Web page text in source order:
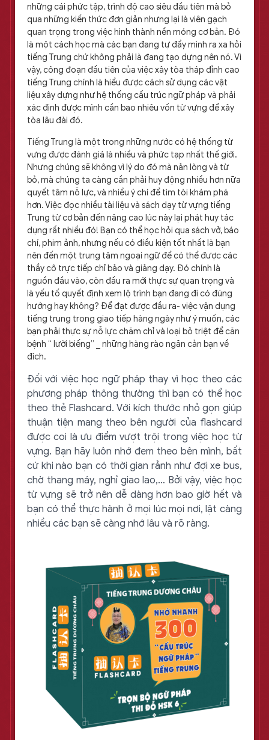
những cái phức tập, trình độ cao siêu đầu tiên mà bỏ
qua những kiến thức đơn giản nhưng lại là viên gạch
quan trọng trong việc hình thành nền móng cơ bản. Đó
là một cách học mà các bạn đang tự đẩy mình ra xa hỏi
tiếng Trung chứ không phải là đang tạo dựng nên nó. Vì
vậy, công đoạn đầu tiên của việc xây tòa tháp đỉnh cao
tiếng Trung chính là hiểu được cách sử dụng các vật
liệu xây dựng như hệ thống cấu trúc ngữ pháp và phải
xác định được mình cần bao nhiêu vốn từ vựng để xây
tòa lâu đài đó.
Tiếng Trung là một trong những nước có hệ thống từ
vựng được đánh giá là nhiều và phức tạp nhất thế giới.
Nhưng chúng sẽ không vì lý do đó mà nản lòng và từ
bỏ, mà chúng ta càng cần phải huy động nhiều hơn nữa
quyết tâm nỗ lực, và nhiều ý chí để tìm tòi khám phá
hơn. Việc đọc nhiều tài liệu và sách dạy từ vựng tiếng
Trung từ cơ bản đến nâng cao lúc này lại phát huy tác
dụng rất nhiều đó! Bạn có thể học hỏi qua sách vở, báo
chí, phim ảnh, nhưng nếu có điều kiện tốt nhất là bạn
nên đến một trung tâm ngoại ngữ để có thể được các
thầy cô trực tiếp chỉ bảo và giảng dạy. Đó chính là
nguồn đầu vào, còn đầu ra mới thực sự quan trọng và
là yếu tố quyết định xem lộ trình bạn đang đi có đúng
hướng hay không? Để đạt được đầu ra- việc vận dụng
tiếng trung trong giao tiếp hàng ngày như ý muốn, các
bạn phải thực sự nỗ lực chăm chỉ và loại bỏ triệt để căn
bệnh “ lười biếng” _ những hàng rào ngăn cản bạn về
đích.
Đối với việc học ngữ pháp thay vì học theo các
phương pháp thông thường thì bạn có thể học
theo thẻ Flashcard. Với kích thước nhỏ gọn giúp
thuận tiện mang theo bên người của flashcard
được coi là ưu điểm vượt trội trong việc học từ
vựng. Bạn hãy luôn nhớ đem theo bên mình, bất
cứ khi nào bạn có thời gian rảnh như đợi xe bus,
chờ thang máy, nghỉ giao lao,… Bởi vậy, việc học
từ vựng sẽ trở nên dễ dàng hơn bao giờ hết và
bạn có thể thực hành ở mọi lúc mọi nơi, lật càng
nhiều các bạn sẽ càng nhớ lâu và rõ ràng.